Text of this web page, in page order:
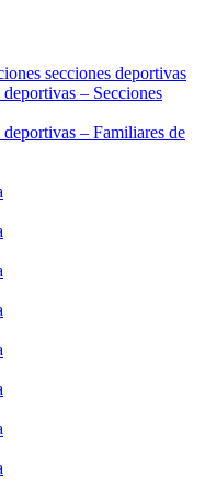
secciones deportivas
– Secciones
– Familiares de